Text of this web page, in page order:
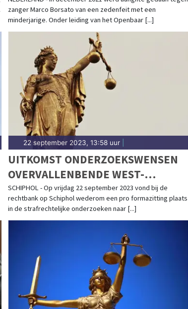
in Heerhugowaard, wil je dat direct
met het laatste nieuws uit Heerhugowaard.
weten wat er allemaal speelt in jouw
reporters het laatste 112 nieuws direct
en gaan ze op zoek naar de complete
Dagblad vind jij altijd direct het
zanger Marco Borsato van een zedenfeit met een
minderjarige. Onder leiding van het Openbaar [...]
22 september 2023, 13:58 uur|
UITKOMST ONDERZOEKSWENSEN
OVERVALLENBENDE WEST-
FRIESLAND
SCHIPHOL - Op vrijdag 22 september 2023 vond bij de
rechtbank op Schiphol wederom een pro formazitting plaats
in de strafrechtelijke onderzoeken naar [...]